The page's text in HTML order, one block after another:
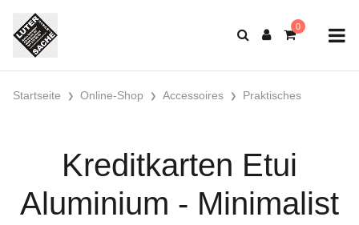
Startseite Online-Shop Accessoires Praktisches
Kreditkarten Etui
Aluminium - Minimalist